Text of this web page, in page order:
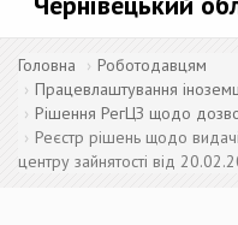
Головна
Роботодавцям
Працевлаштування
Рішення РегЦЗ щодо
Реєстр рішень щодо
центру зайнятості від